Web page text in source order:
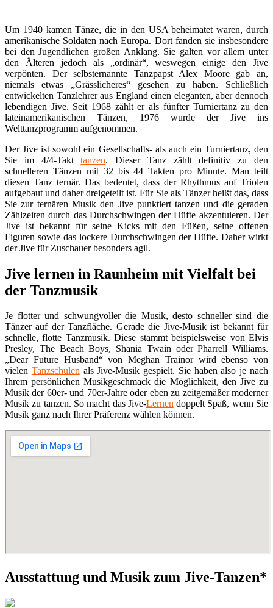
Um 1940 kamen Tänze, die in den USA beheimatet waren, durch
amerikanische Soldaten nach Europa. Dort fanden sie insbesondere
bei den Jugendlichen großen Anklang. Sie galten vor allem unter
den Älteren jedoch als „ordinär“, weswegen einige den Jive
verpönten. Der selbsternannte Tanzpapst Alex Moore gab an,
niemals etwas „Grässlicheres“ gesehen zu haben. Schließlich
entwickelten Tanzlehrer aus England einen eleganten, aber dennoch
lebendigen Jive. Seit 1968 zählt er als fünfter Turniertanz zu den
lateinamerikanischen Tänzen, 1976 wurde der Jive ins
Welttanzprogramm aufgenommen.
Der Jive ist sowohl ein Gesellschafts- als auch ein Turniertanz, den
Sie im 4/4-Takttanzen. Dieser Tanz zählt definitiv zu den
schnelleren Tänzen mit 32 bis 44 Takten pro Minute. Man teilt
diesen Tanz ternär. Das bedeutet, dass der Rhythmus auf Triolen
aufgebaut und daher dreigeteilt ist. Für Sie als Tänzer heißt das, dass
Sie zur ternären Musik den Jive punktiert tanzen und die geraden
Zählzeiten durch das Durchschwingen der Hüfte akzentuieren. Der
Jive ist bekannt für seine Kicks mit den Füßen, seine offenen
Figuren sowie das lockere Durchschwingen der Hüfte. Daher wirkt
der Jive für Zuschauer besonders agil.
Jive lernen in Raunheim mit Vielfalt bei
der Tanzmusik
Je flotter und schwungvoller die Musik, desto schneller sind die
Tänzer auf der Tanzfläche. Gerade die Jive-Musik ist bekannt für
schnelle, flotte Tanzmusik. Diese stammt beispielsweise von Elvis
Presley, The Beach Boys, Shania Twain oder Pharrell Williams.
„Dear Future Husband“ von Meghan Trainor wird ebenso von
vielen Tanzschulenals Jive-Musik gespielt. Sie haben also je nach
Ihrem persönlichen Musikgeschmack die Möglichkeit, den Jive zu
Musik der 60er- und 70er-Jahre oder eben zu zeitgemäßer moderner
Musik zu tanzen. So macht das Jive-Lernendoppelt Spaß, wenn Sie
Musik ganz nach Ihrer Präferenz wählen können.
Ausstattung und Musik zum Jive-Tanzen*